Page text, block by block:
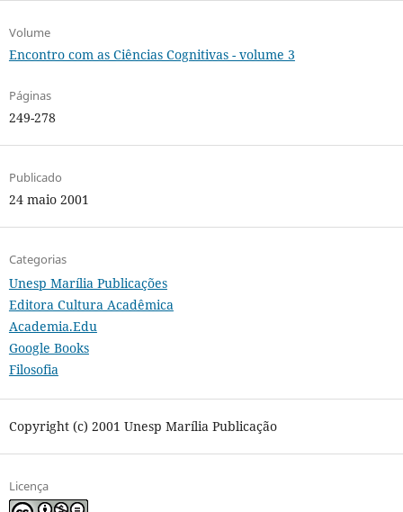
Volume
Encontro com as Ciências Cognitivas - volume 3
Páginas
249-278
Publicado
24 maio 2001
Categorias
Unesp Marília Publicações
Editora Cultura Acadêmica
Academia.Edu
Google Books
Filosofia
Copyright (c) 2001 Unesp Marília Publicação
Licença